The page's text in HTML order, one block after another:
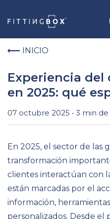
INICIO
Experiencia del
en 2025: qué
07 octubre 2025 • 3 min
En 2025, el sector de las
transformación
clientes interactúan con
están marcadas por el
información,
personalizados. Desde